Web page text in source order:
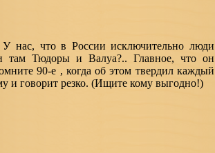
нас, что в России исключительно люди
там Тюдоры и Валуа?.. Главное, что он
90-е , когда об этом твердил каждый
и говорит резко. (Ищите кому выгодно!)